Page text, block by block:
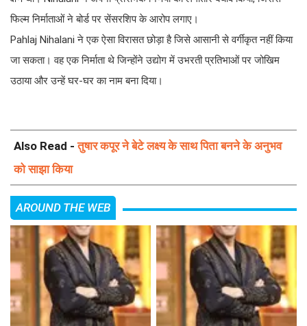
फिल्म निर्माताओं ने बोर्ड पर सेंसरशिप के आरोप लगाए।
Pahlaj Nihalani ने एक ऐसा विरासत छोड़ा है जिसे आसानी से वर्गीकृत नहीं किया
जा सकता। वह एक निर्माता थे जिन्होंने उद्योग में उभरती प्रतिभाओं पर जोखिम
उठाया और उन्हें घर-घर का नाम बना दिया।
Also Read -तुषार कपूर ने बेटे लक्ष्य के साथ पिता बनने के अनुभव
को साझा किया
AROUND THE WEB